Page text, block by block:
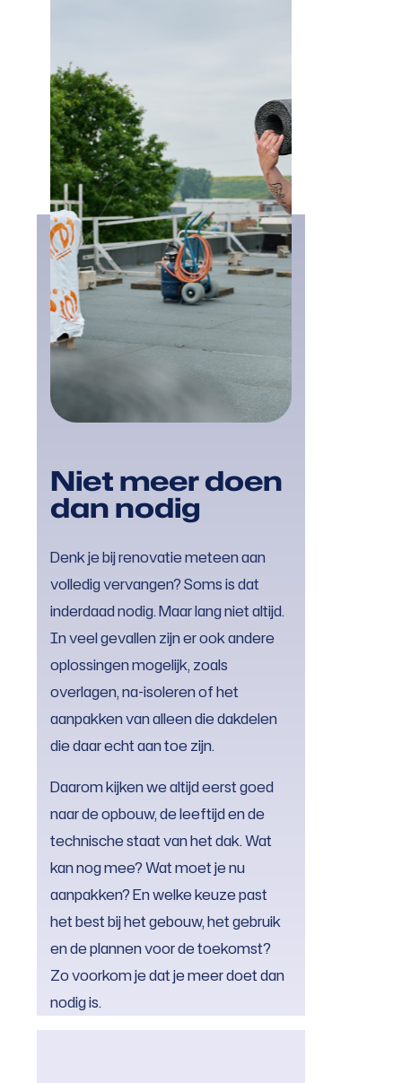
Niet meer doen
dan nodig
Denk je bij renovatie meteen aan
volledig vervangen? Soms is dat
inderdaad nodig. Maar lang niet altijd.
In veel gevallen zijn er ook andere
oplossingen mogelijk, zoals
overlagen, na-isoleren of het
aanpakken van alleen die dakdelen
die daar echt aan toe zijn.
Daarom kijken we altijd eerst goed
naar de opbouw, de leeftijd en de
technische staat van het dak. Wat
kan nog mee? Wat moet je nu
aanpakken? En welke keuze past
het best bij het gebouw, het gebruik
en de plannen voor de toekomst?
Zo voorkom je dat je meer doet dan
nodig is.